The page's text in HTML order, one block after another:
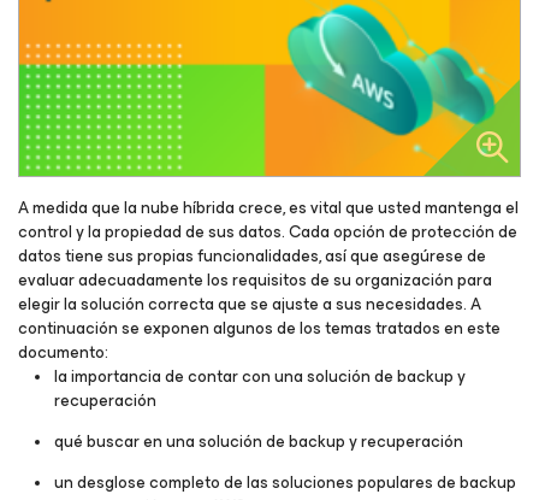
A medida que la nube híbrida crece, es vital que usted mantenga el
control y la propiedad de sus datos. Cada opción de protección de
datos tiene sus propias funcionalidades, así que asegúrese de
evaluar adecuadamente los requisitos de su organización para
elegir la solución correcta que se ajuste a sus necesidades. A
continuación se exponen algunos de los temas tratados en este
documento:
la importancia de contar con una solución de backup y
recuperación
qué buscar en una solución de backup y recuperación
un desglose completo de las soluciones populares de backup